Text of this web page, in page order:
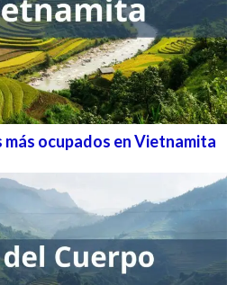
ocupados en Vietnamita